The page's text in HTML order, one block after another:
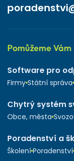
Pomůžeme Vám
Software pro
Firmy Státní správa
Chytrý systém
Obce, města
Poradenství a
Školení Poradenství